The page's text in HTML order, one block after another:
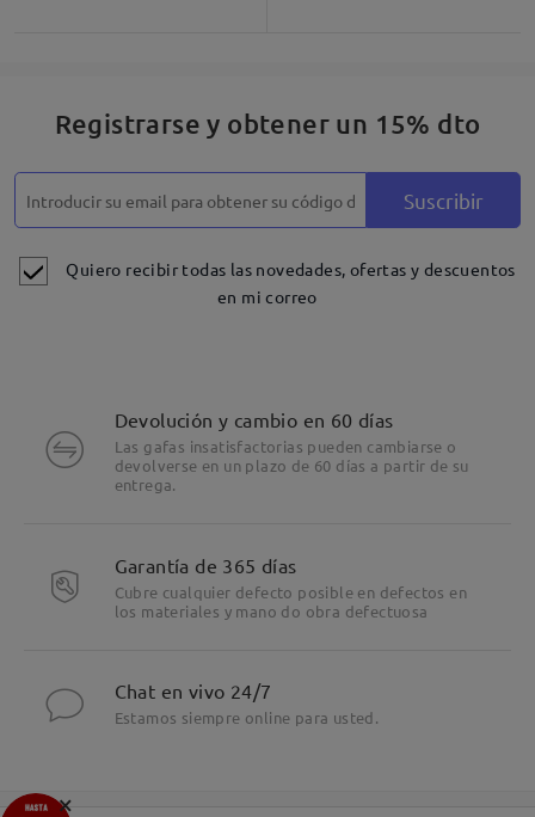
Registrarse y obtener un 15% dto
Suscribir
Quiero recibir todas las novedades, ofertas y descuentos
en mi correo
Devolución y cambio en 60 días
Las gafas insatisfactorias pueden cambiarse o
devolverse en un plazo de 60 días a partir de su
entrega.
Garantía de 365 días
Cubre cualquier defecto posible en defectos en
los materiales y mano do obra defectuosa
Chat en vivo 24/7
Estamos siempre online para usted.
×